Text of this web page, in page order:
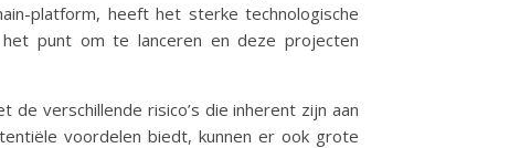
platform, heeft het sterke technologische
punt om te lanceren en deze projecten
verschillende risico’s die inherent zijn aan
voordelen biedt, kunnen er ook grote